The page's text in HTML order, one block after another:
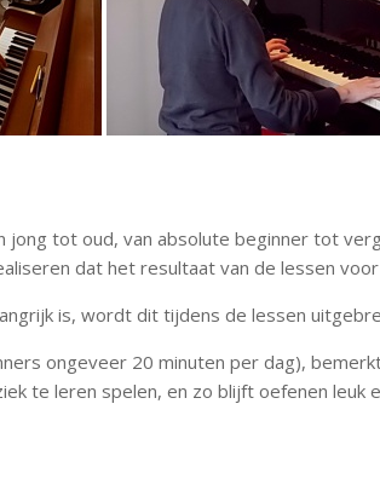
jong tot oud, van absolute beginner tot
dat het resultaat van de lessen
is, wordt dit tijdens de lessen
ongeveer 20 minuten per dag),
te leren spelen, en zo blijft oefenen leuk